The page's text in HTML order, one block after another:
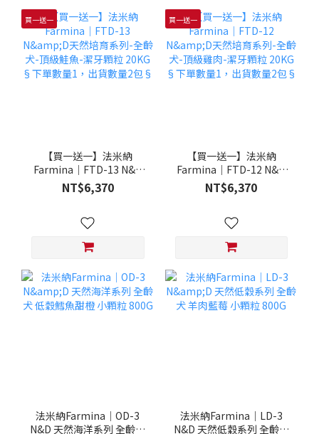
買一送一
【買一送一】法米納
Farmina｜FTD-13 N&D
天然培育系列-全齡犬-頂級
鮭魚-潔牙顆粒 20KG §下
NT$6,370
買一送一
【買一送一】法米納
Farmina｜FTD-12 N&D
天然培育系列-全齡犬-頂級
雞肉-潔牙顆粒 20KG §下
NT$6,370
法米納Farmina｜OD-3
N&D 天然海洋系列 全齡犬
法米納Farmina｜LD-3
N&D 天然低穀系列 全齡犬